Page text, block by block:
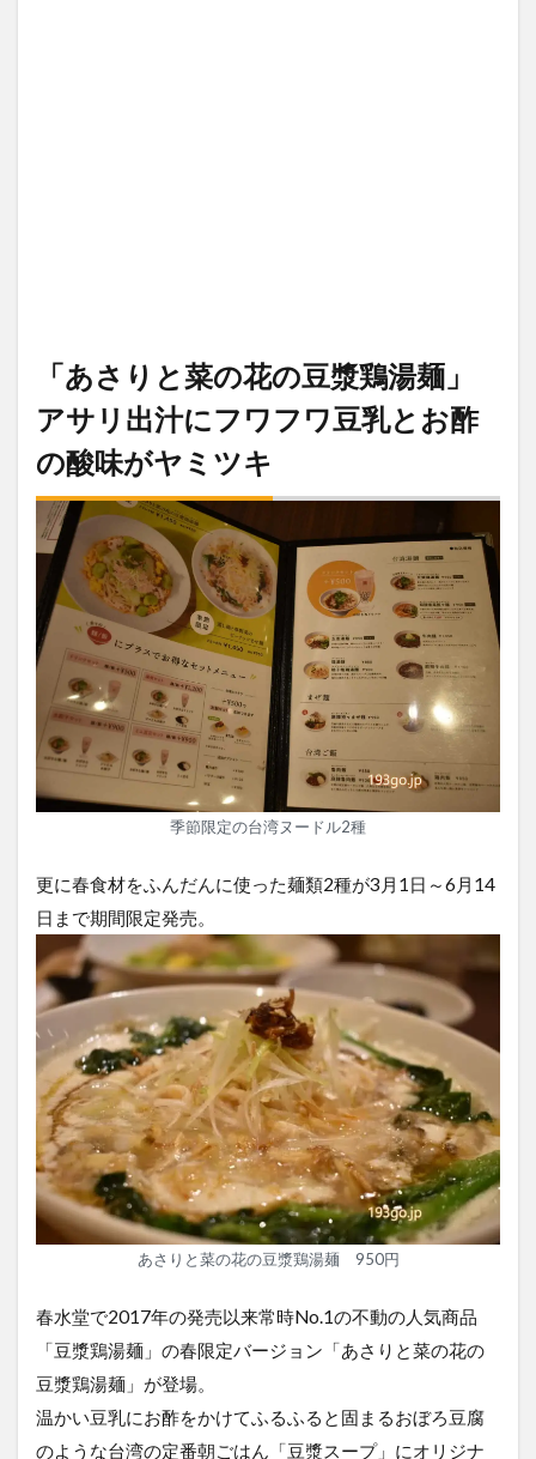
「あさりと菜の花の豆漿鶏湯麺」
アサリ出汁にフワフワ豆乳とお酢
の酸味がヤミツキ
季節限定の台湾ヌードル2種
更に春食材をふんだんに使った麺類2種が3月1日～6月14
日まで期間限定発売。
あさりと菜の花の豆漿鶏湯麺 950円
春水堂で2017年の発売以来常時No.1の不動の人気商品
「豆漿鶏湯麺」の春限定バージョン「あさりと菜の花の
豆漿鶏湯麺」が登場。
温かい豆乳にお酢をかけてふるふると固まるおぼろ豆腐
のような台湾の定番朝ごはん「豆漿スープ」にオリジナ